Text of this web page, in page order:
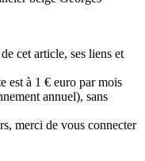
cet article, ses liens et
est à 1 € euro par mois
annuel), sans
merci de vous connecter